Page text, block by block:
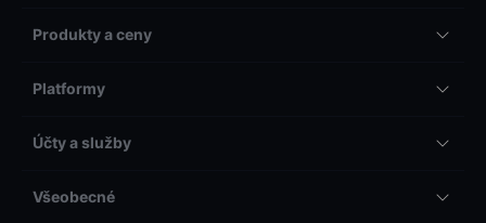
Produkty a ceny
Platformy
Účty a služby
Všeobecné